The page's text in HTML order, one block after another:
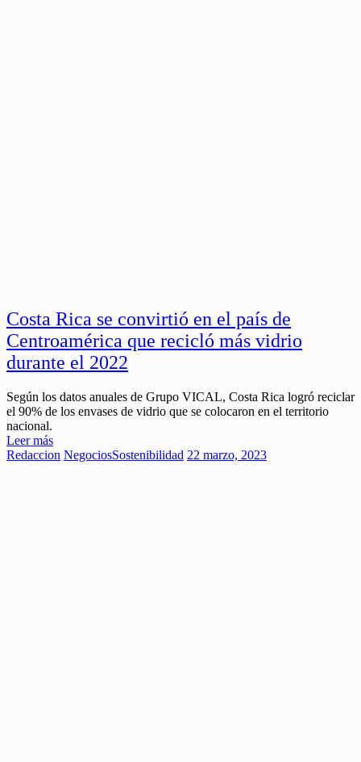
Costa Rica se convirtió en el país de
Centroamérica que recicló más vidrio
durante el 2022
Según los datos anuales de Grupo VICAL, Costa Rica logró reciclar
el 90% de los envases de vidrio que se colocaron en el territorio
nacional.
Leer más
Redaccion NegociosSostenibilidad 22 marzo, 2023